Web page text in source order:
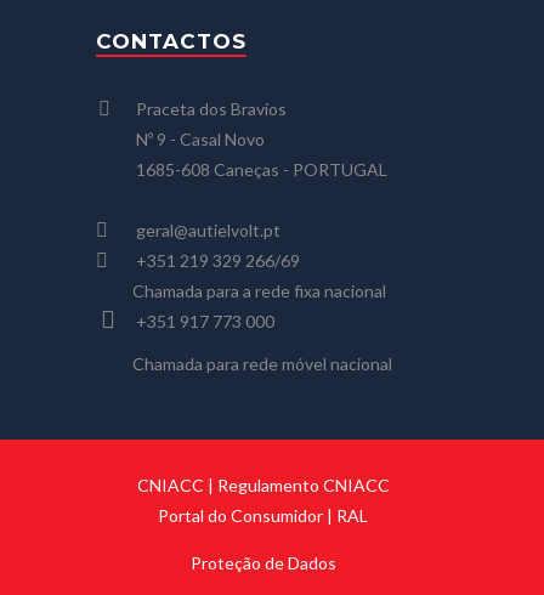
CONTACTOS
Praceta dos Bravios
Nº 9 - Casal Novo
1685-608 Caneças - PORTUGAL
geral@autielvolt.pt
+351 219 329 266/69
Chamada para a rede fixa nacional
+351 917 773 000
Chamada para rede móvel nacional
CNIACC | Regulamento CNIACC
Portal do Consumidor | RAL
Proteção de Dados